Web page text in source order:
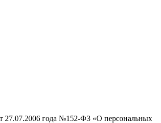
27.07.2006 года №152-ФЗ «О персональных